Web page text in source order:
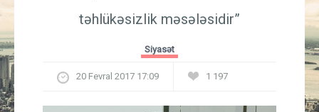
Güney Azərbaycan
təhlükəsizlik məsələsidir”
Siyasət
20 Fevral 2017 17:09 1 197